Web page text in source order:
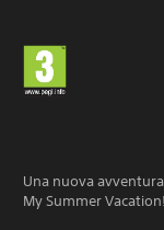
Una nuova
My Summer Vacation!